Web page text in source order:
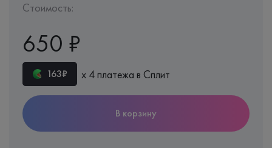
Стоимость:
650 ₽
163₽ х 4 платежа в Сплит
В корзину